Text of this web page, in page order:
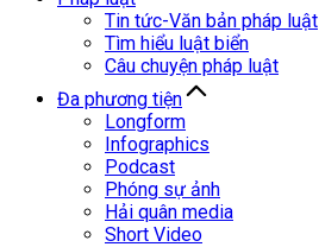
Tin tức-Văn bản pháp luật
Tìm hiểu luật biển
Câu chuyện pháp luật
Đa phương tiện
Longform
Infographics
Podcast
Phóng sự ảnh
Hải quân media
Short Video